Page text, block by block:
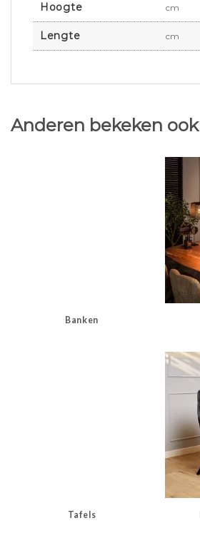
Hoogte cm
Lengte cm
Anderen bekeken ook
Banken
Tafels